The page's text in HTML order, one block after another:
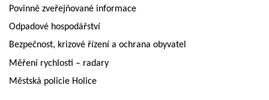
Povinně zveřejňované informace
Odpadové hospodářství
Bezpečnost, krizové řízení a ochrana obyvatel
Měření rychlosti – radary
Městská policie Holice